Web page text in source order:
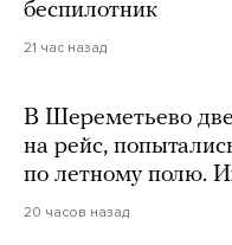
беспилотник
21 час назад
В Шереметьево
на рейс,
по летному полю.
20 часов назад